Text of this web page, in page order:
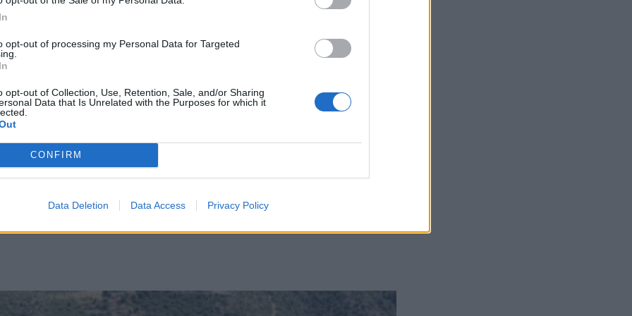
opt-out of processing my Personal Data for Targeted
opt-out of Collection, Use, Retention, Sale, and/or Sharing
Data that Is Unrelated with the Purposes for which it
CONFIRM
Data Deletion Data Access Privacy Policy
σταθμό Τρίπολης
Trail στα Λαγκάδια
της Σ.Α.Ε.Κ. του Παναρκαδικού Νοσοκομείου Τρίπολης